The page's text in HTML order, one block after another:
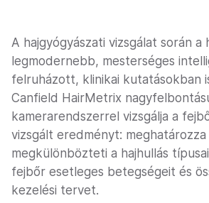
A hajgyógyászati vizsgálat során a
legmodernebb, mesterséges
felruházott, klinikai kutatásokban
Canfield HairMetrix
kamerarendszerrel vizsgálja a
vizsgált eredményt:
megkülönbözteti a hajhullás
fejbőr esetleges betegségeit és
kezelési tervet.